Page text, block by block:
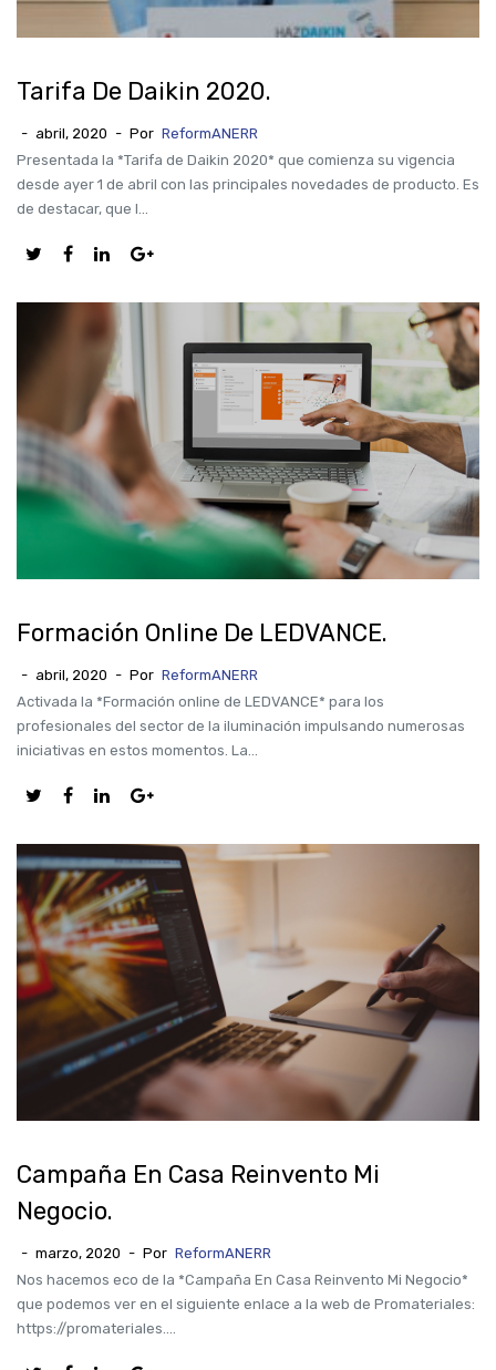
Tarifa De Daikin 2020.
- abril, 2020 - Por ReformANERR
Presentada la *Tarifa de Daikin 2020* que comienza su vigencia
desde ayer 1 de abril con las principales novedades de producto. Es
de destacar, que l...
Formación Online De LEDVANCE.
- abril, 2020 - Por ReformANERR
Activada la *Formación online de LEDVANCE* para los
profesionales del sector de la iluminación impulsando numerosas
iniciativas en estos momentos. La...
Campaña En Casa Reinvento Mi
Negocio.
- marzo, 2020 - Por ReformANERR
Nos hacemos eco de la *Campaña En Casa Reinvento Mi Negocio*
que podemos ver en el siguiente enlace a la web de Promateriales:
https://promateriales....